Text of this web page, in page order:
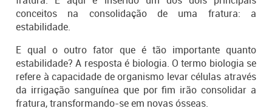
conceitos na consolidação de uma fratura: a
estabilidade.
E qual o outro fator que é tão importante quanto
estabilidade? A resposta é biologia. O termo biologia se
refere à capacidade de organismo levar células através
da irrigação sanguínea que por fim irão consolidar a
fratura, transformando-se em novas ósseas.